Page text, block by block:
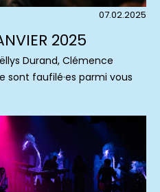
07.02.2025
2025
Durand, Clémence
sont faufilé·es parmi vous